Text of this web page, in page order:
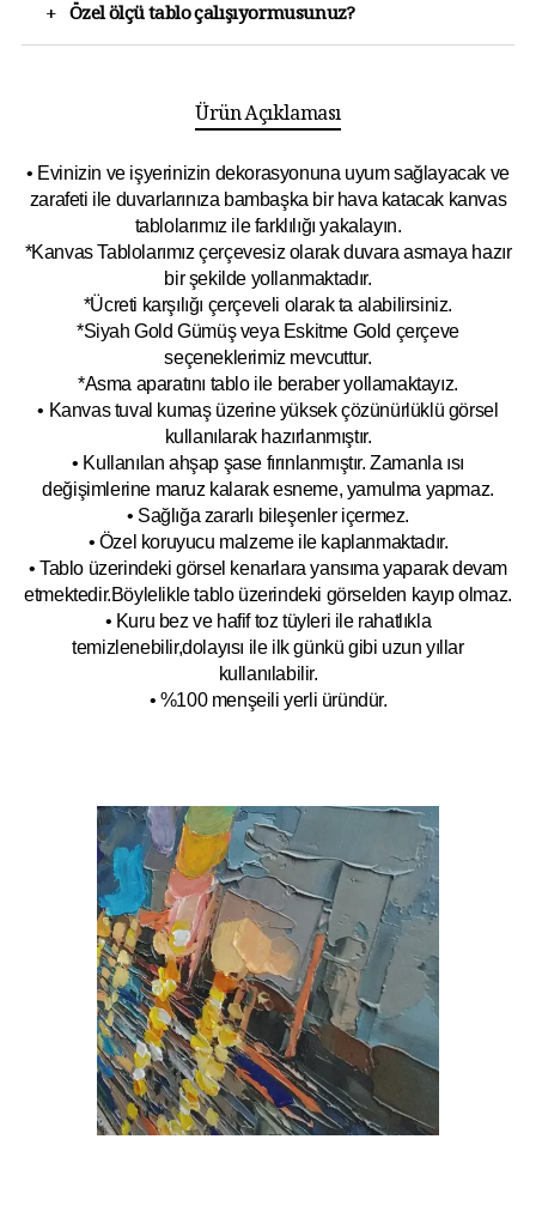
+ Özel ölçü tablo çalışıyormusunuz?
Ürün Açıklaması
• Evinizin ve işyerinizin dekorasyonuna uyum sağlayacak ve
zarafeti ile duvarlarınıza bambaşka bir hava katacak kanvas
tablolarımız ile farklılığı yakalayın.
*Kanvas Tablolarımız çerçevesiz olarak duvara asmaya hazır
bir şekilde yollanmaktadır.
*Ücreti karşılığı çerçeveli olarak ta alabilirsiniz.
*Siyah Gold Gümüş veya Eskitme Gold çerçeve
seçeneklerimiz mevcuttur.
*Asma aparatını tablo ile beraber yollamaktayız.
• Kanvas tuval kumaş üzerine yüksek çözünürlüklü görsel
kullanılarak hazırlanmıştır.
• Kullanılan ahşap şase fırınlanmıştır. Zamanla ısı
değişimlerine maruz kalarak esneme, yamulma yapmaz.
• Sağlığa zararlı bileşenler içermez.
• Özel koruyucu malzeme ile kaplanmaktadır.
• Tablo üzerindeki görsel kenarlara yansıma yaparak devam
etmektedir.Böylelikle tablo üzerindeki görselden kayıp olmaz.
• Kuru bez ve hafif toz tüyleri ile rahatlıkla
temizlenebilir,dolayısı ile ilkgünkü gibi uzun yıllar
kullanılabilir.
• %100 menşeili yerli üründür.